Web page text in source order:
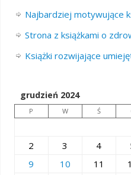
Najbardziej motywujące
Strona z książkami o
Książki rozwijające
grudzień 2024
P W Ś
2
3 4
9
10 11